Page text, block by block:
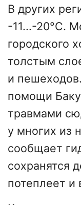
В других
-11...-20°C.
городского
толстым
и
помощи
травмами
у многих из
сообщает
сохранятся
потеплеет и